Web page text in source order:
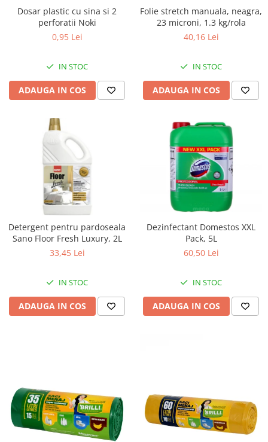
Dosar plastic cu sina si 2
perforatii Noki
0,95 Lei
IN STOC
ADAUGA IN COS
Folie stretch manuala, neagra,
23 microni, 1.3 kg/rola
40,16 Lei
IN STOC
ADAUGA IN COS
Detergent pentru pardoseala
Sano Floor Fresh Luxury, 2L
33,45 Lei
IN STOC
ADAUGA IN COS
Dezinfectant Domestos XXL
Pack, 5L
60,50 Lei
IN STOC
ADAUGA IN COS